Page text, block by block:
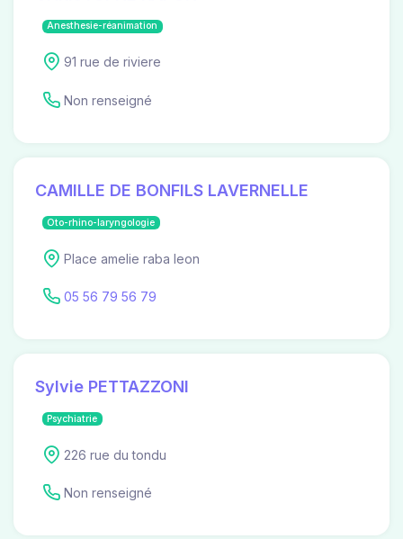
Anesthesie-réanimation
91 rue de riviere
Non renseigné
CAMILLE DE BONFILS LAVERNELLE
Oto-rhino-laryngologie
Place amelie raba leon
05 56 79 56 79
Sylvie PETTAZZONI
Psychiatrie
226 rue du tondu
Non renseigné